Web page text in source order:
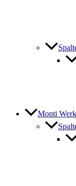
Monti